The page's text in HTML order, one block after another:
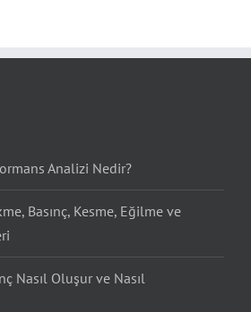
Analizi Nedir?
Basınç, Kesme, Eğilme ve
Nasıl Oluşur ve Nasıl